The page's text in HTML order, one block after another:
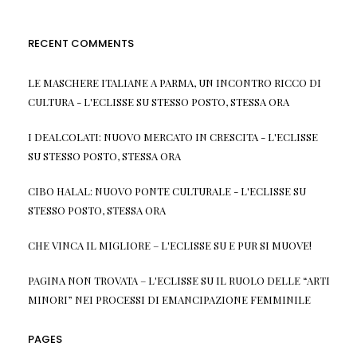
RECENT COMMENTS
LE MASCHERE ITALIANE A PARMA, UN INCONTRO RICCO DI
CULTURA - L'ECLISSESUSTESSO POSTO, STESSA ORA
I DEALCOLATI: NUOVO MERCATO IN CRESCITA - L'ECLISSE
SUSTESSO POSTO, STESSA ORA
CIBO HALAL: NUOVO PONTE CULTURALE - L'ECLISSESU
STESSO POSTO, STESSA ORA
CHE VINCA IL MIGLIORE – L'ECLISSESU E PUR SI MUOVE!
PAGINA NON TROVATA – L'ECLISSESU IL RUOLO DELLE “ARTI
MINORI” NEI PROCESSI DI EMANCIPAZIONE FEMMINILE
PAGES